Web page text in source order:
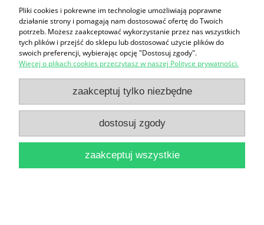
Hopcroft
19,90 zł
do koszyka
A level geography / Clifford Lines, Laurie Bolwell
50,00 zł
Pliki cookies i pokrewne im technologie umożliwiają poprawne
działanie strony i pomagają nam dostosować ofertę do Twoich
potrzeb. Możesz zaakceptować wykorzystanie przez nas wszystkich
tych plików i przejść do sklepu lub dostosować użycie plików do
swoich preferencji, wybierając opcję "Dostosuj zgody".
Więcej o plikach cookies przeczytasz w naszej Polityce prywatności.
zaakceptuj tylko niezbędne
dostosuj zgody
zaakceptuj wszystkie